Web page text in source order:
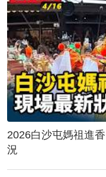
2026白沙屯媽祖進
況